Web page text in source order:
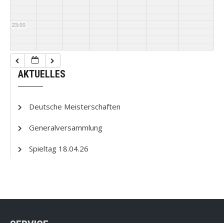
23:00
AKTUELLES
Deutsche Meisterschaften
Generalversammlung
Spieltag 18.04.26